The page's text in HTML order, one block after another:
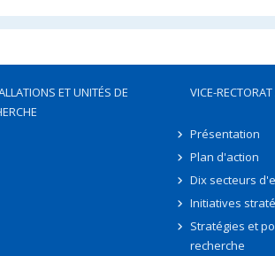
ET UNITÉS DE
VICE-
Présentation
Plan d'action
Dix secteurs
Initiatives
Stratégies et
recherche